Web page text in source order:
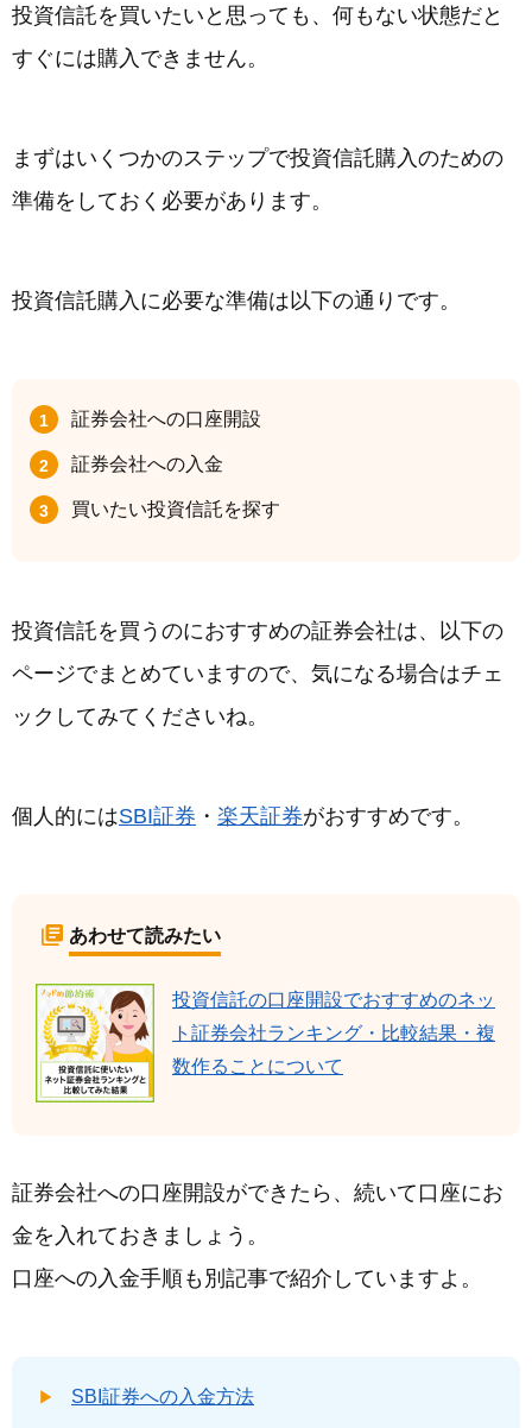
投資信託を買いたいと思っても、何もない状態だと
すぐには購入できません。
まずはいくつかのステップで投資信託購入のための
準備をしておく必要があります。
投資信託購入に必要な準備は以下の通りです。
証券会社への口座開設
証券会社への入金
買いたい投資信託を探す
投資信託を買うのにおすすめの証券会社は、以下の
ページでまとめていますので、気になる場合はチェ
ックしてみてくださいね。
個人的にはSBI証券 ・ 楽天証券がおすすめです。
あわせて読みたい
投資信託の口座開設でおすすめのネッ
ト証券会社ランキング・比較結果・複
数作ることについて
証券会社への口座開設ができたら、続いて口座にお
金を入れておきましょう。
口座への入金手順も別記事で紹介していますよ。
SBI証券への入金方法